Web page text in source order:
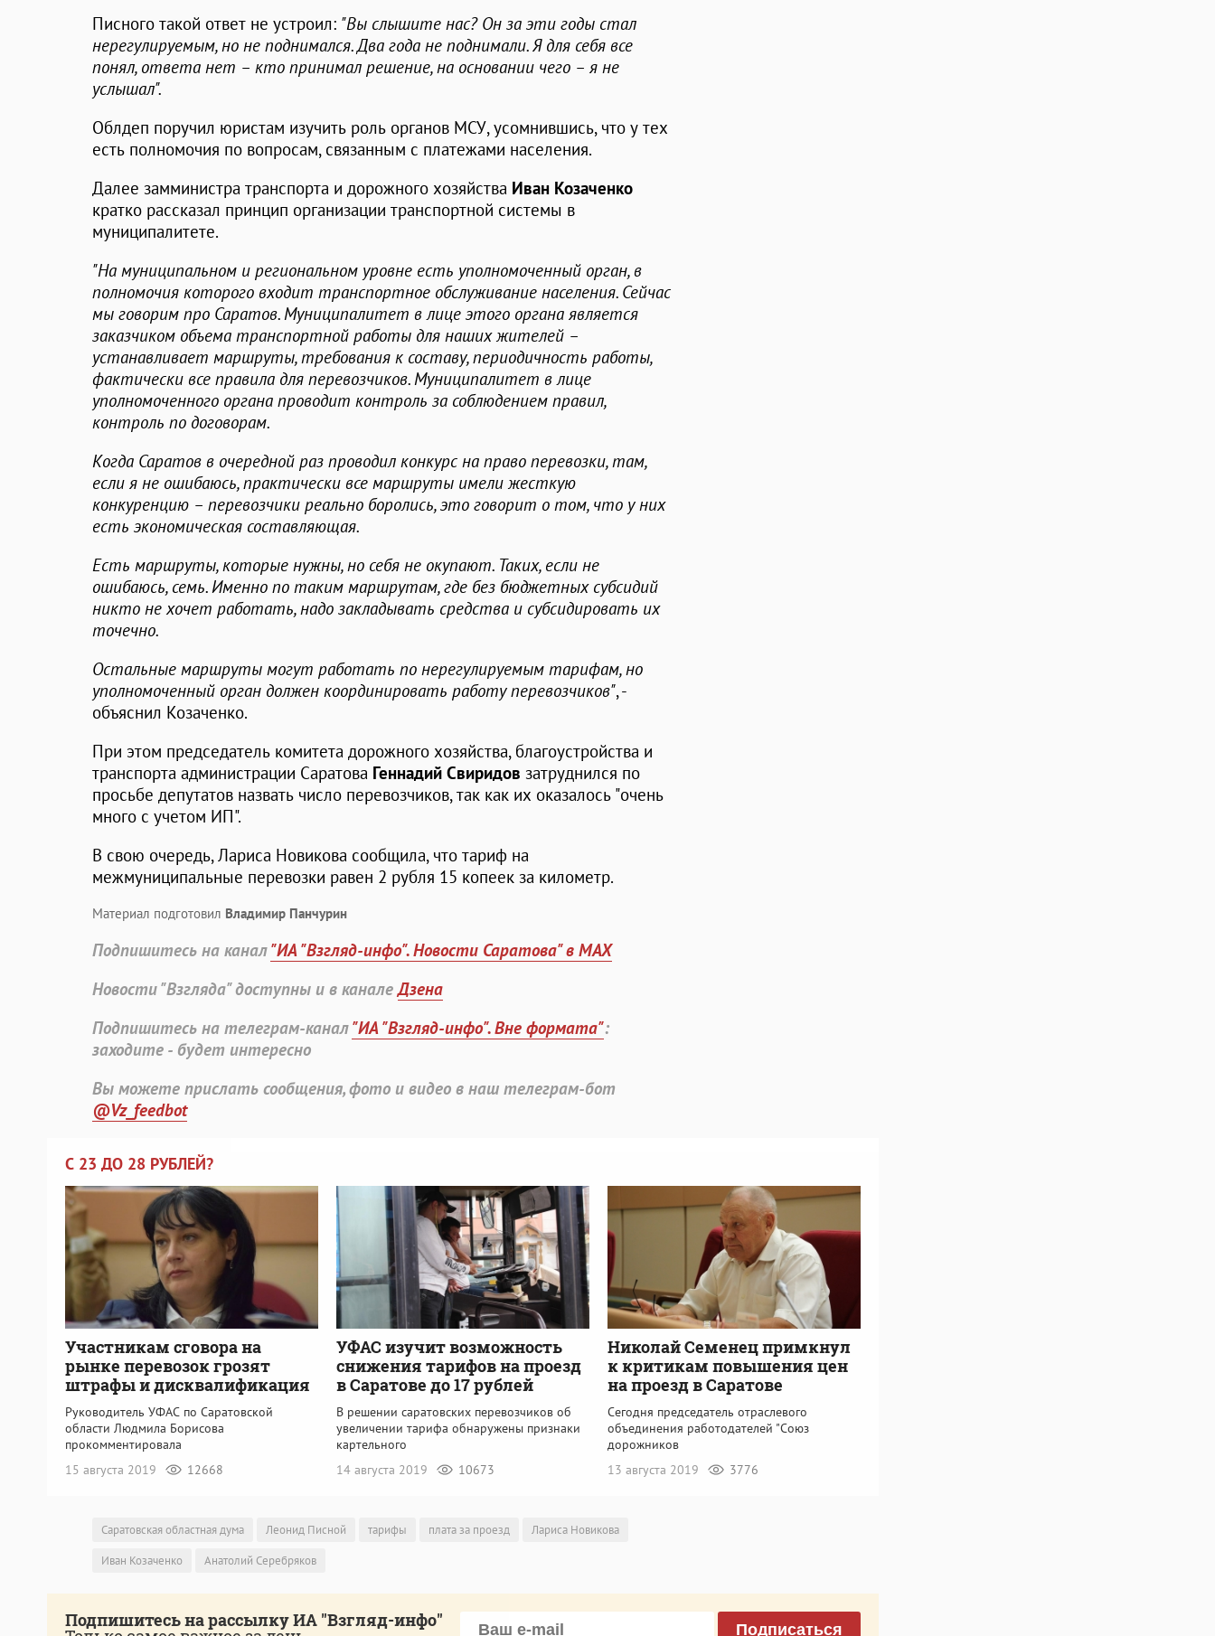
Писного такой ответ не устроил: "Вы слышите нас? Он за эти годы стал
нерегулируемым, но не поднимался. Два года не поднимали. Я для себя все
понял, ответа нет – кто принимал решение, на основании чего – я не
услышал".
Облдеп поручил юристам изучить роль органов МСУ, усомнившись, что у тех
есть полномочия по вопросам, связанным с платежами населения.
Далее замминистра транспорта и дорожного хозяйства Иван Козаченко
кратко рассказал принцип организации транспортной системы в
муниципалитете.
"На муниципальном и региональном уровне есть уполномоченный орган, в
полномочия которого входит транспортное обслуживание населения. Сейчас
мы говорим про Саратов. Муниципалитет в лице этого органа является
заказчиком объема транспортной работы для наших жителей –
устанавливает маршруты, требования к составу, периодичность работы,
фактически все правила для перевозчиков. Муниципалитет в лице
уполномоченного органа проводит контроль за соблюдением правил,
контроль по договорам.
Когда Саратов в очередной раз проводил конкурс на право перевозки, там,
если я не ошибаюсь, практически все маршруты имели жесткую
конкуренцию – перевозчики реально боролись, это говорит о том, что у них
есть экономическая составляющая.
Есть маршруты, которые нужны, но себя не окупают. Таких, если не
ошибаюсь, семь. Именно по таким маршрутам, где без бюджетных субсидий
никто не хочет работать, надо закладывать средства и субсидировать их
точечно.
Остальные маршруты могут работать по нерегулируемым тарифам, но
уполномоченный орган должен координировать работу перевозчиков", -
объяснил Козаченко.
При этом председатель комитета дорожного хозяйства, благоустройства и
транспорта администрации Саратова Геннадий Свиридов затруднился по
просьбе депутатов назвать число перевозчиков, так как их оказалось "очень
много с учетом ИП".
В свою очередь, Лариса Новикова сообщила, что тариф на
межмуниципальные перевозки равен 2 рубля 15 копеек за километр.
Материал подготовил Владимир Панчурин
Подпишитесь на канал"ИА "Взгляд-инфо". Новости Саратова" в MAX
Новости "Взгляда" доступны и в каналеДзена
Подпишитесь на телеграм-канал"ИА "Взгляд-инфо". Вне формата":
заходите - будет интересно
Вы можете прислать сообщения, фото и видео в наш телеграм-бот
@Vz_feedbot
С 23 ДО 28 РУБЛЕЙ?
Участникам сговора на
рынке перевозок грозят
штрафы и дисквалификация
Руководитель УФАС по Саратовской
области Людмила Борисова
прокомментировала
15 августа 2019
12668
УФАС изучит возможность
снижения тарифов на проезд
в Саратове до 17 рублей
В решении саратовских перевозчиков об
увеличении тарифа обнаружены признаки
картельного
14 августа 2019
10673
Николай Семенец примкнул
к критикам повышения цен
на проезд в Саратове
Сегодня председатель отраслевого
объединения работодателей "Союз
дорожников
13 августа 2019
3776
Саратовская областная дума Леонид Писной тарифы плата за проезд
Лариса Новикова
Иван Козаченко
Анатолий Серебряков
Подпишитесь на рассылку ИА "Взгляд-инфо" Подписаться